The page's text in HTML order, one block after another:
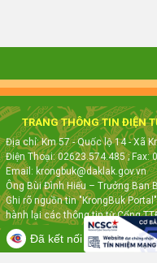
TRANG THÔNG TIN ĐIỆN
Địa chỉ: Km 57 - Quốc lộ 14 - Xã
Điện Thoại: 02623.574.485; Fax:
Email: krongbuk@daklak.gov.vn
Ông Bùi Đình Hiếu – Trưởng Ban
Ghi rõ nguồn tin "KrongBuk
hành lại các thông tin từ Cổng
Thực
Đã kết nối EMC